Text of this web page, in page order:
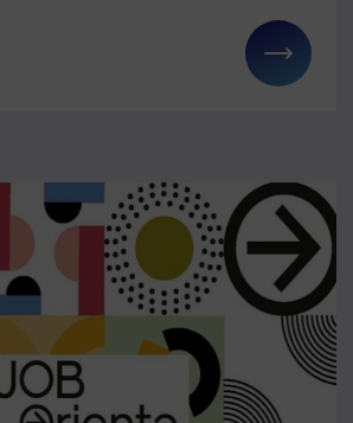
ad avere maggiori dettagli su: